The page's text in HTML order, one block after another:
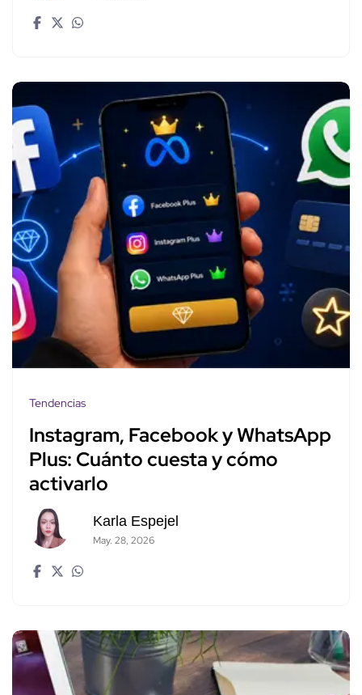
Tendencias
Instagram, Facebook y WhatsApp
Plus: Cuánto cuesta y cómo
activarlo
Karla Espejel
May. 28, 2026